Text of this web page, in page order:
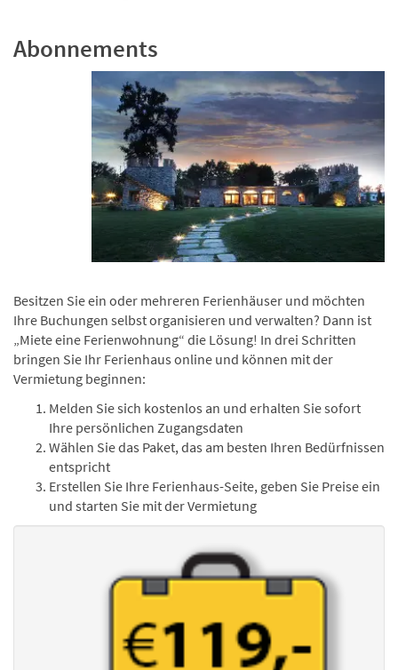
Abonnements
Besitzen Sie ein oder mehreren Ferienhäuser und möchten
Ihre Buchungen selbst organisieren und verwalten? Dann ist
„Miete eine Ferienwohnung“ die Lösung! In drei Schritten
bringen Sie Ihr Ferienhaus online und können mit der
Vermietung beginnen:
Melden Sie sich kostenlos an und erhalten Sie sofort
Ihre persönlichen Zugangsdaten
Wählen Sie das Paket, das am besten Ihren Bedürfnissen
entspricht
Erstellen Sie Ihre Ferienhaus-Seite, geben Sie Preise ein
und starten Sie mit der Vermietung